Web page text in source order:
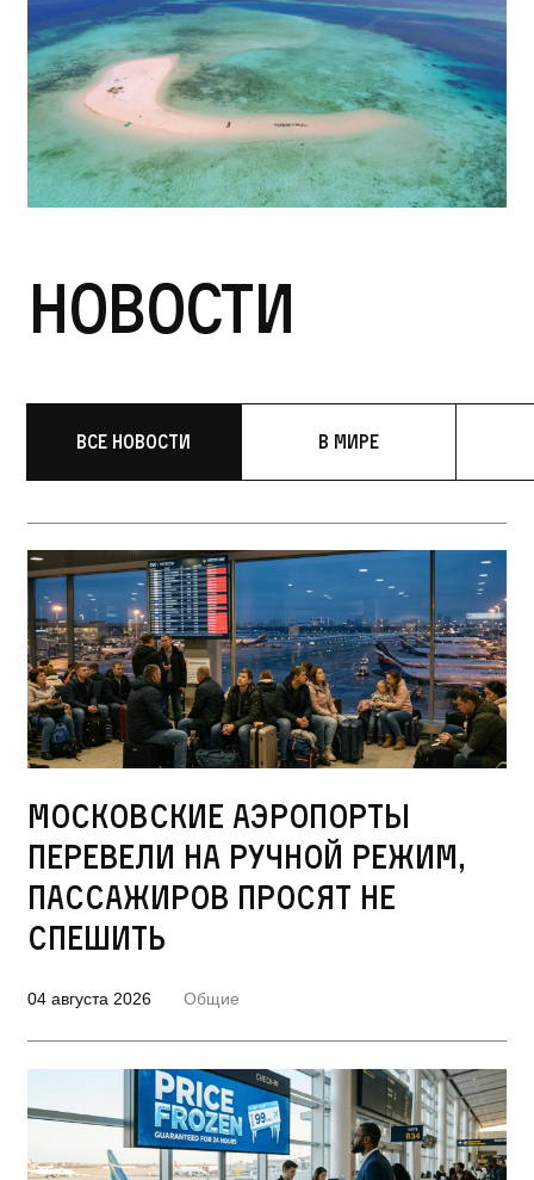
Новости
Все новости В мире
Московские аэропорты
перевели на ручной режим,
пассажиров просят не
спешить
04 августа 2026 Общие